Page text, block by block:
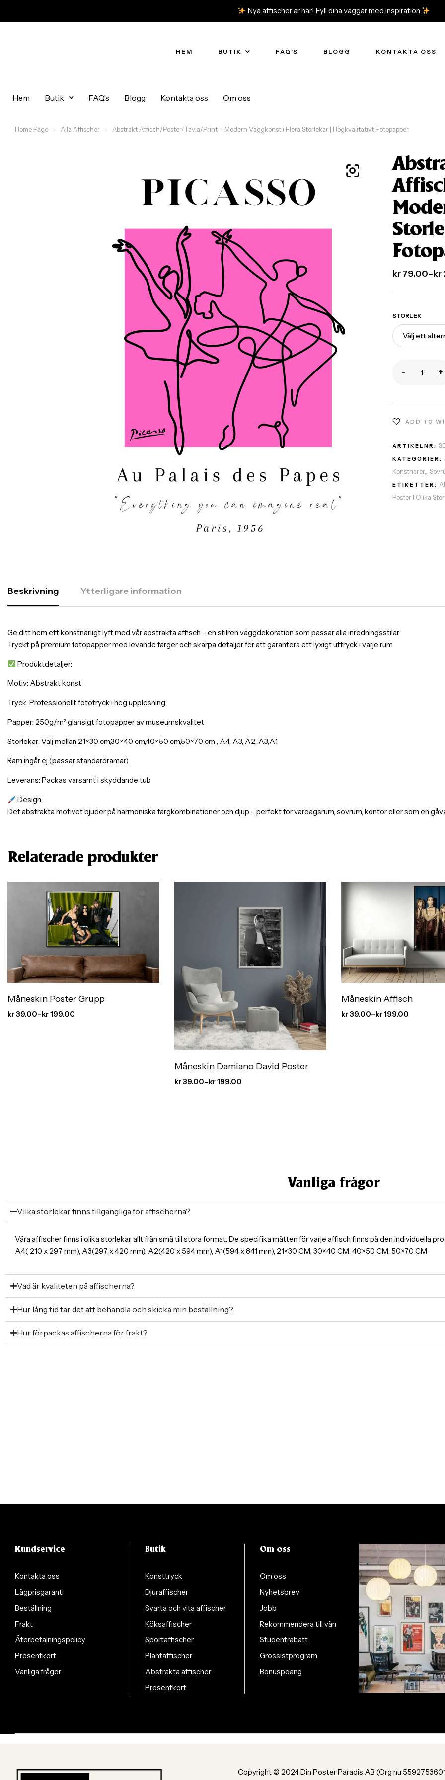
Nya affischer är här! Fyll dina väggar med inspiration
HEM BUTIK FAQ’S BLOGG KONTAKTA OSS
Hem Butik FAQ’s Blogg Kontakta oss Om oss
Home Page Alla Affischer Abstrakt Affisch/Poster/Tavla/Print – Modern Väggkonst i Flera Storlekar | Högkvalitativt Fotopapper
kr79.00–kr
STORLEK
- +
ADD TO
ARTIKELNR:
KATEGORIER:
Konstnärer,
ETIKETTER:
Poster I Olika
Beskrivning Ytterligare information
Ge ditt hem ett konstnärligt lyft med vår abstrakta affisch – en stilren väggdekoration som passar alla inredningsstilar.
Tryckt på premium fotopapper med levande färger och skarpa detaljer för att garantera ett lyxigt uttryck i varje rum.
Produktdetaljer:
Motiv: Abstrakt konst
Tryck: Professionellt fototryck i hög upplösning
Papper: 250g/m² glansigt fotopapper av museumskvalitet
Storlekar: Välj mellan 21×30 cm,30×40 cm,40×50 cm,50×70 cm , A4, A3, A2, A3,A1
Ram ingår ej (passar standardramar)
Leverans: Packas varsamt i skyddande tub
Design:
Det abstrakta motivet bjuder på harmoniska färgkombinationer och djup – perfekt för vardagsrum, sovrum, kontor eller som en
Relaterade produkter
Måneskin Poster Grupp
kr39.00–kr199.00
Måneskin Damiano David Poster
kr39.00–kr199.00
Måneskin Affisch
kr39.00–kr199.00
Vanliga frågor
Vilka storlekar finns tillgängliga för affischerna?
Våra affischer finns i olika storlekar, allt från små till stora format. De specifika måtten för varje affisch finns på den individuella
A4( 210 x 297 mm), A3(297 x 420 mm), A2(420 x 594 mm), A1(594 x 841 mm), 21×30 CM, 30×40 CM, 40×50 CM, 50×70 CM
Vad är kvaliteten på affischerna?
Hur lång tid tar det att behandla och skicka min beställning?
Hur förpackas affischerna för frakt?
Kundservice
Kontakta oss
Lågprisgaranti
Beställning
Frakt
Återbetalningspolicy
Presentkort
Vanliga frågor
Butik
Konsttryck
Djuraffischer
Svarta och vita affischer
Köksaffischer
Sportaffischer
Plantaffischer
Abstrakta affischer
Presentkort
Om oss
Om oss
Nyhetsbrev
Jobb
Rekommendera till vän
Studentrabatt
Grossistprogram
Bonuspoäng
Copyright © 2024 Din Poster Paradis AB (Org nu